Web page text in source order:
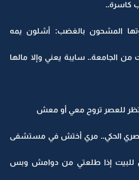
كاسرة..
المشحون بالغضب: أشلون يمه
من الجامعة.. سايبة يعني وإلا مالها
للعصر تروح معي أو معش
الحكي.. مري أختش في مستشفى
للبيت إذا طلعتي من دوامش وبس